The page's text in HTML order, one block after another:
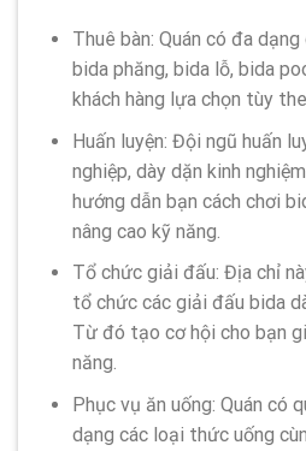
Thuê bàn: Quán có đa
bida phăng, bida lỗ, bida
khách hàng lựa chọn tùy
Huấn luyện: Đội ngũ huấn
nghiệp, dày dặn kinh
hướng dẫn bạn cách chơi
nâng cao kỹ năng.
Tổ chức giải đấu: Địa chỉ
tổ chức các giải đấu bida
Từ đó tạo cơ hội cho bạn
năng.
Phục vụ ăn uống: Quán có
dạng các loại thức uống